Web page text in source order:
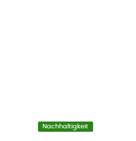
Nachhaltigkeit